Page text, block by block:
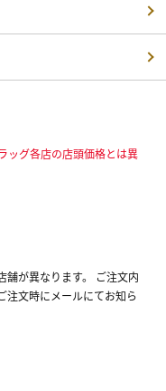
ッグ各店の店頭価格とは異
舗が異なります。 ご注文内
注文時にメールにてお知ら